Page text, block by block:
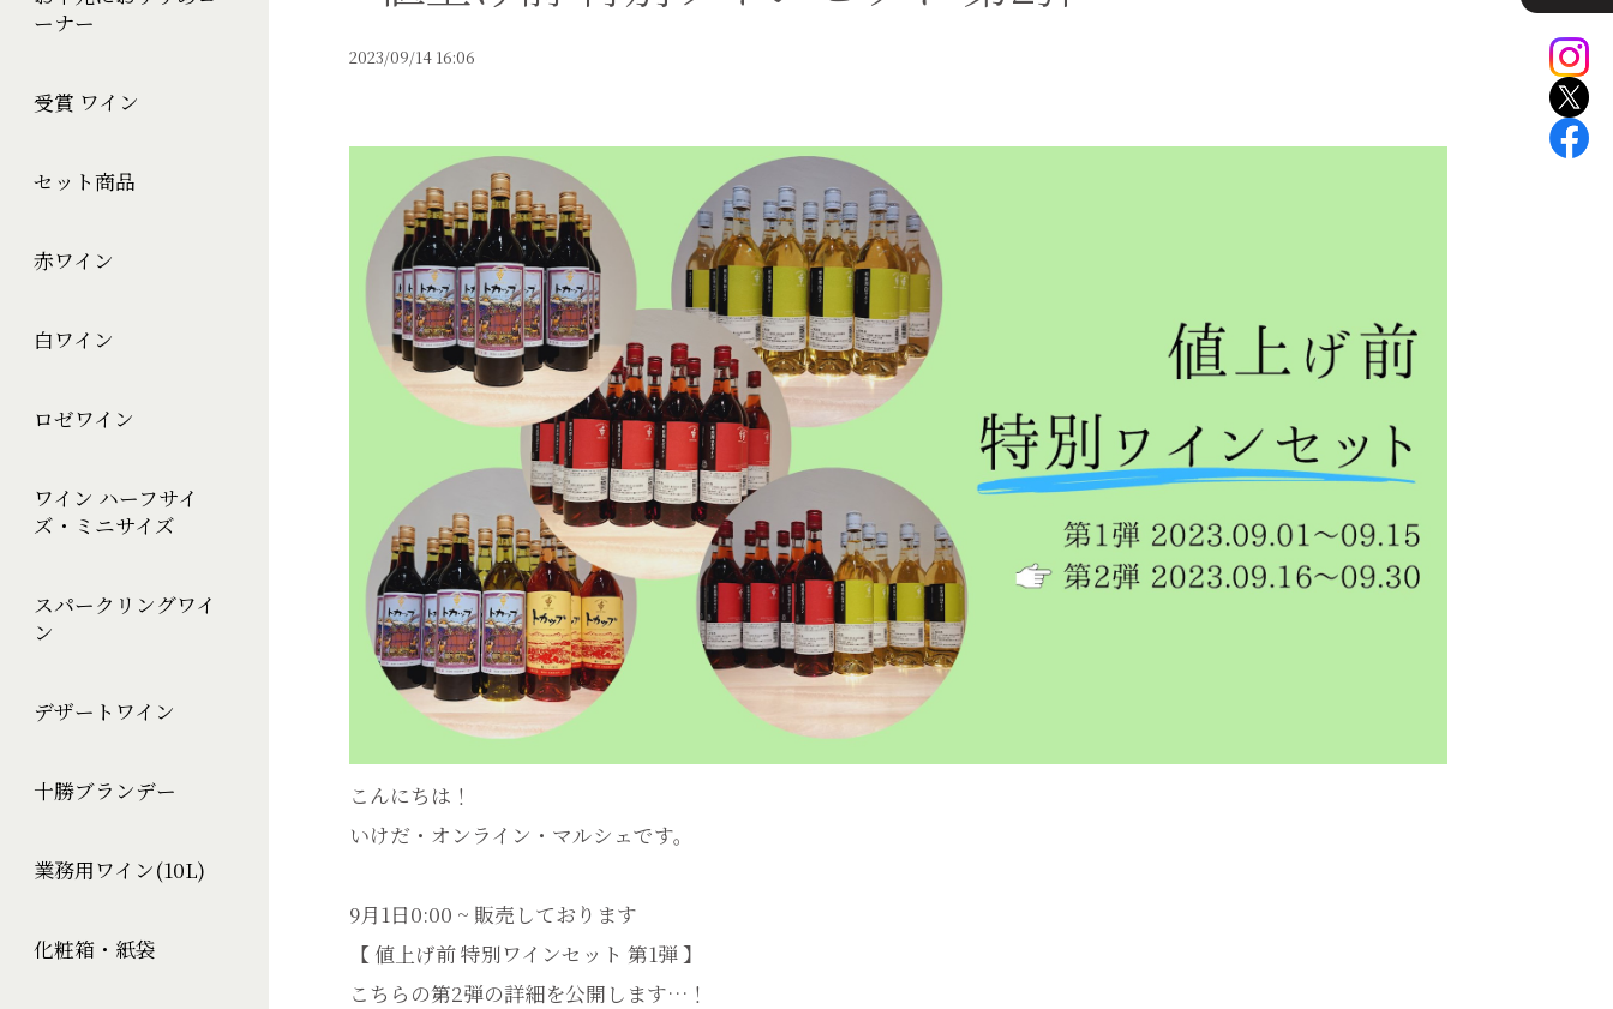
ーナー
受賞 ワイン
セット商品
赤ワイン
白ワイン
ロゼワイン
ワイン ハーフサイ
ズ・ミニサイズ
スパークリングワイ
ン
デザートワイン
十勝ブランデー
業務用ワイン(10L)
化粧箱・紙袋
2023/09/14 16:06
こんにちは！
いけだ・オンライン・マルシェです。
9月1日0:00 ~ 販売しております
【 値上げ前 特別ワインセット 第1弾 】
こちらの第2弾の詳細を公開します…！